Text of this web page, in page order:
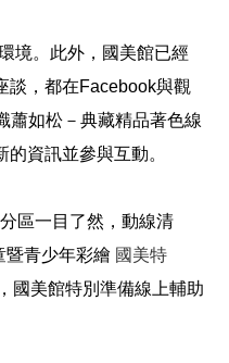
境。此外，國美館已經
談，都在Facebook與觀
蕭如松－典藏精品著色線
的資訊並參與互動。
區一目了然，動線清
暨青少年彩繪 國美特
國美館特別準備線上輔助